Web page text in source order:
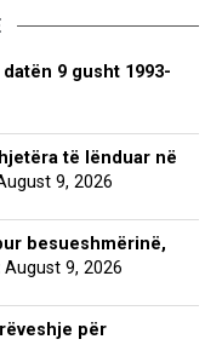
9 gusht 1993-
të lënduar në
9, 2026
besueshmërinë,
August 9, 2026
për